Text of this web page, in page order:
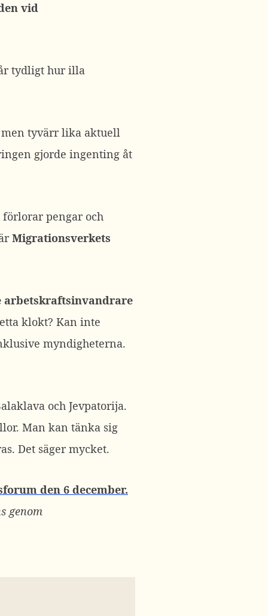
vid
tydligt hur illa
tyvärr lika aktuell
gjorde ingenting åt
pengar och
Migrationsverkets
arbetskraftsinvandrare
klokt? Kan inte
myndigheterna.
och Jevpatorija.
Man kan tänka sig
Det säger mycket.
den 6 december.
genom